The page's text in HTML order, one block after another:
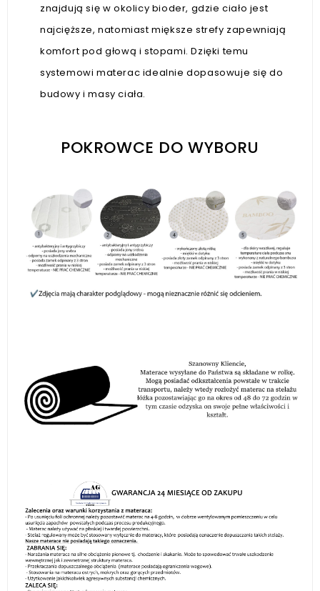
znajdują się w okolicy bioder, gdzie ciało jest
najcięższe, natomiast miększe strefy zapewniają
komfort pod głową i stopami. Dzięki temu
systemowi materac idealnie dopasowuje się do
budowy i masy ciała.
POKROWCE DO WYBORU